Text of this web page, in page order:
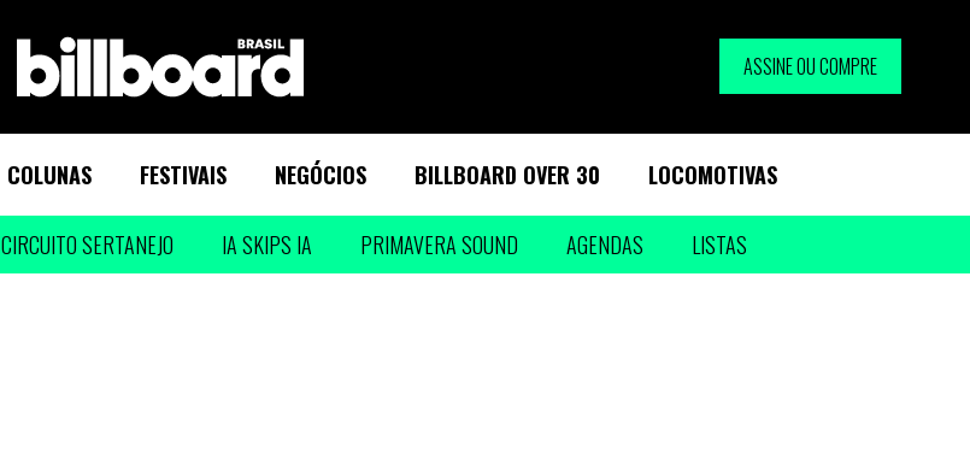
ASSINE OU COMPRE
COLUNAS FESTIVAIS NEGÓCIOS BILLBOARD OVER 30 LOCOMOTIVAS
CIRCUITO SERTANEJO IA SKIPS IA PRIMAVERA SOUND AGENDAS LISTAS